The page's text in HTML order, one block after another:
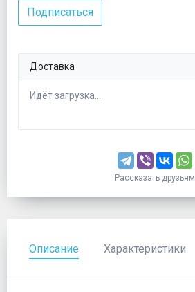
Подписаться
Доставка
Идёт загрузка...
Рассказать друзьям
Описание Характеристики